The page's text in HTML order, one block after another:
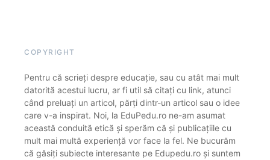
COPYRIGHT
Pentru că scrieți despre educație, sau cu atât mai mult
datorită acestui lucru, ar fi util să citați cu link, atunci
când preluați un articol, părți dintr-un articol sau o idee
care v-a inspirat. Noi, la EduPedu.ro ne-am asumat
această conduită etică și sperăm că și publicațiile cu
mult mai multă experiență vor face la fel. Ne bucurăm
că găsiți subiecte interesante pe Edupedu.ro și suntem